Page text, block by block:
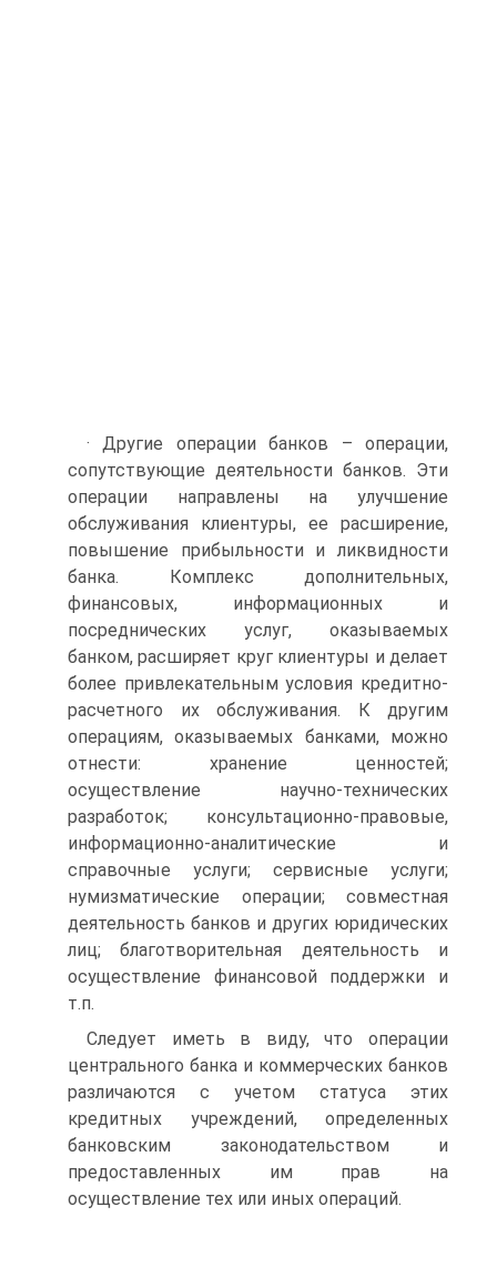
· Другие операции банков – операции,
сопутствующие деятельности банков. Эти
операции направлены на улучшение
обслуживания клиентуры, ее расширение,
повышение прибыльности и ликвидности
банка. Комплекс дополнительных,
финансовых, информационных и
посреднических услуг, оказываемых
банком, расширяет круг клиентуры и делает
более привлекательным условия кредитно-
расчетного их обслуживания. К другим
операциям, оказываемых банками, можно
отнести: хранение ценностей;
осуществление научно-технических
разработок; консультационно-правовые,
информационно-аналитические и
справочные услуги; сервисные услуги;
нумизматические операции; совместная
деятельность банков и других юридических
лиц; благотворительная деятельность и
осуществление финансовой поддержки и
т.п.
Следует иметь в виду, что операции
центрального банка и коммерческих банков
различаются с учетом статуса этих
кредитных учреждений, определенных
банковским законодательством и
предоставленных им прав на
осуществление тех или иных операций.